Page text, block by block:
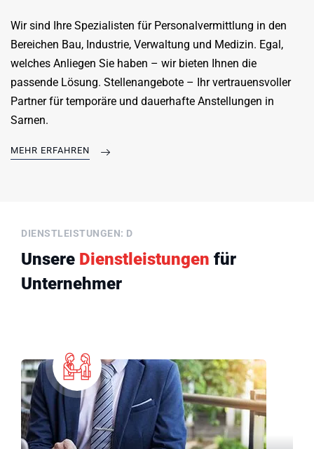
Wir sind Ihre Spezialisten für Personalvermittlung in den
Bereichen Bau, Industrie, Verwaltung und Medizin. Egal,
welches Anliegen Sie haben – wir bieten Ihnen die
passende Lösung. Stellenangebote – Ihr vertrauensvoller
Partner für temporäre und dauerhafte Anstellungen in
Sarnen.
MEHR ERFAHREN
DIENSTLEISTUNGEN: D
Unsere Dienstleistungen für
Unternehmer